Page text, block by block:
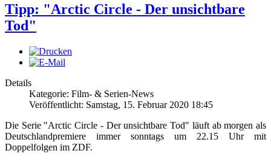
Tipp: "Arctic Circle - Der unsichtbare
Tod"
Details
Kategorie: Film- & Serien-News
Veröffentlicht: Samstag, 15. Februar 2020 18:45
Die Serie "Arctic Circle - Der unsichtbare Tod" läuft ab morgen als
Deutschlandpremiere immer sonntags um 22.15 Uhr mit
Doppelfolgen im ZDF.